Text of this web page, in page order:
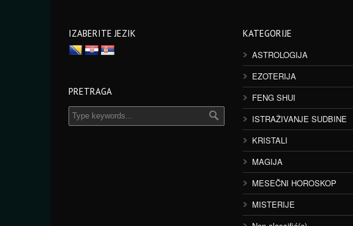
IZABERITE JEZIK
PRETRAGA
KATEGORIJE
ASTROLOGIJA
EZOTERIJA
FENG SHUI
ISTRAŽIVANJE SUDBINE
KRISTALI
MAGIJA
MESEČNI HOROSKOP
MISTERIJE